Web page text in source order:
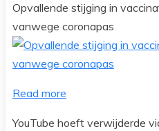
Opvallende stijging in
vanwege coronapas
Read more
YouTube hoeft verwijderde